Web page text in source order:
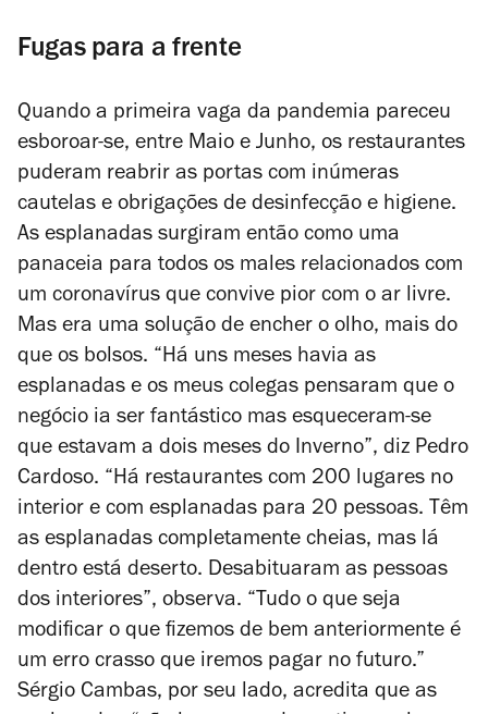
Fugas para a frente
Quando a primeira vaga da pandemia pareceu
esboroar-se, entre Maio e Junho, os restaurantes
puderam reabrir as portas com inúmeras
cautelas e obrigações de desinfecção e higiene.
As esplanadas surgiram então como uma
panaceia para todos os males relacionados com
um coronavírus que convive pior com o ar livre.
Mas era uma solução de encher o olho, mais do
que os bolsos. “Há uns meses havia as
esplanadas e os meus colegas pensaram que o
negócio ia ser fantástico mas esqueceram-se
que estavam a dois meses do Inverno”, diz Pedro
Cardoso. “Há restaurantes com 200 lugares no
interior e com esplanadas para 20 pessoas. Têm
as esplanadas completamente cheias, mas lá
dentro está deserto. Desabituaram as pessoas
dos interiores”, observa. “ Tudo o que seja
modificar o que fizemos de bem anteriormente é
um erro crasso que iremos pagar no futuro.”
Sérgio Cambas, por seu lado, acredita que as